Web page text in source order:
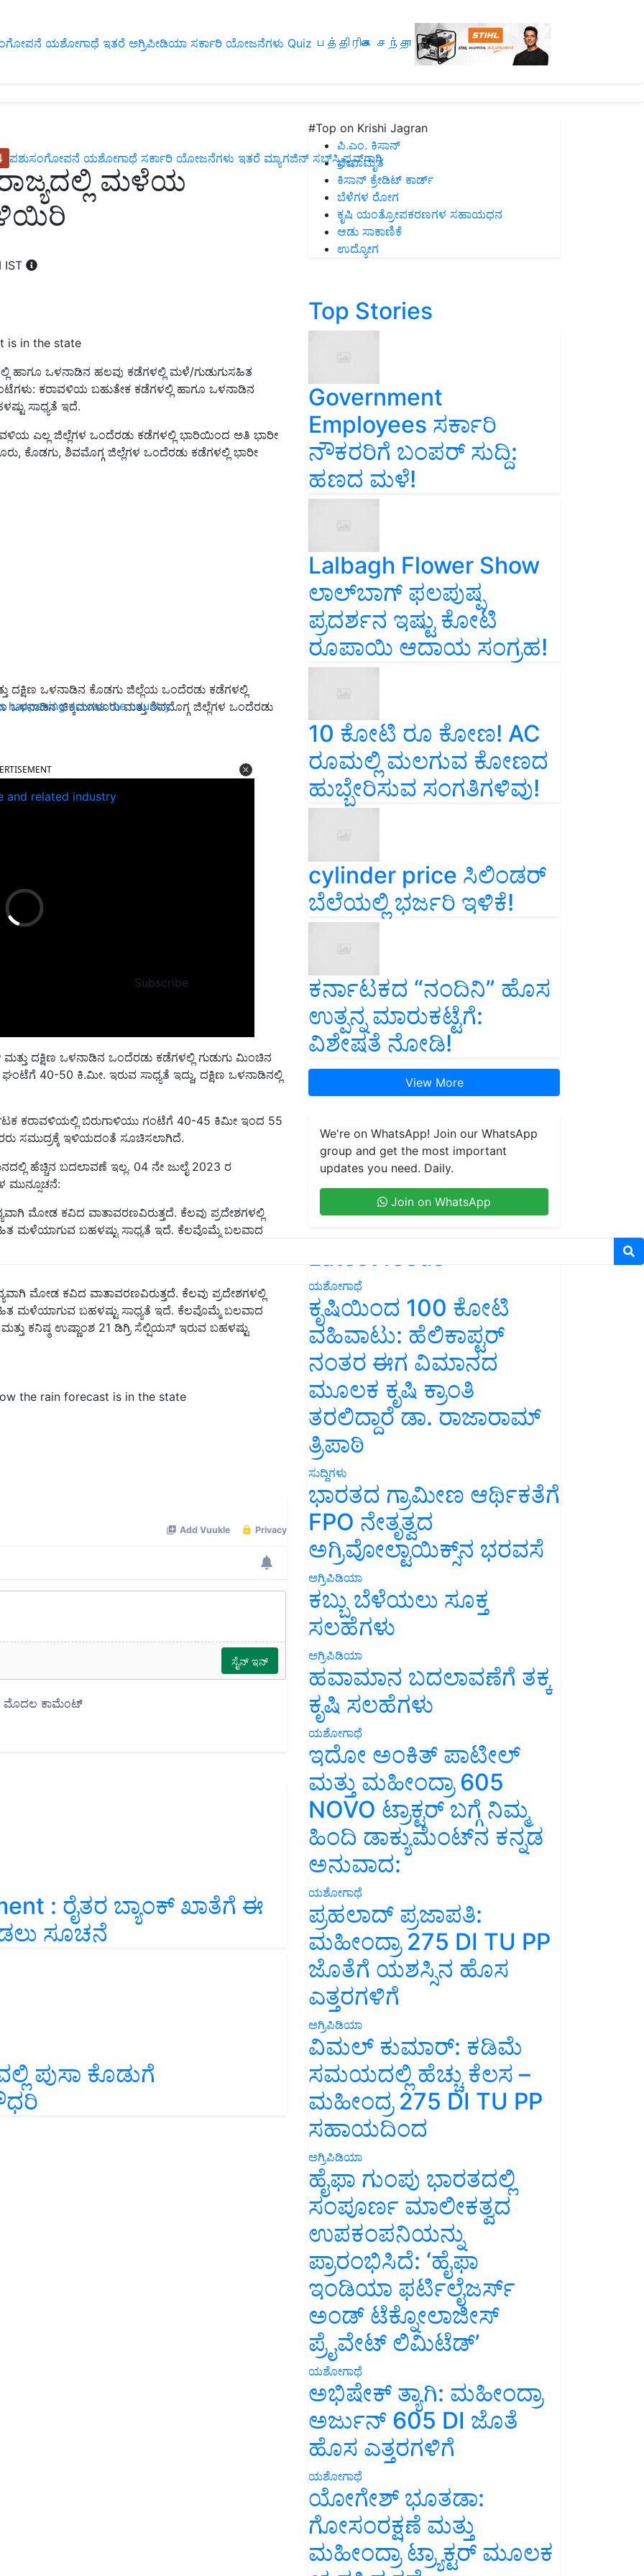
ಯಶೋಗಾಥೆ ಇತರೆ ಅಗ್ರಿಪೀಡಿಯಾ ಸರ್ಕಾರಿ ಯೋಜನೆಗಳು Quiz பத்திரிகை சந்தா
ಪಶುಸಂಗೋಪನೆ ಯಶೋಗಾಥೆ ಸರ್ಕಾರಿ ಯೋಜನೆಗಳು ಇತರೆ ಮ್ಯಾಗಜಿನ್‌ ಸಬ್‌ಸ್ಕ್ರಿಪ್ಷನ್‌ಗಾಗಿ
happening across the country
and related industry
Subscribe
ಮಳೆಯ
IST
is in the state
ಹಾಗೂ ಒಳನಾಡಿನ ಹಲವು ಕಡೆಗಳಲ್ಲಿ ಮಳೆ/ಗುಡುಗುಸಹಿತ
ಕರಾವಳಿಯ ಬಹುತೇಕ ಕಡೆಗಳಲ್ಲಿ ಹಾಗೂ ಒಳನಾಡಿನ
ಸಾಧ್ಯತೆ ಇದೆ.
ಎಲ್ಲ ಜಿಲ್ಲೆಗಳ ಒಂದೆರಡು ಕಡೆಗಳಲ್ಲಿ ಭಾರಿಯಿಂದ ಅತಿ ಭಾರೀ
ಕೊಡಗು, ಶಿವಮೊಗ್ಗ ಜಿಲ್ಲೆಗಳ ಒಂದೆರಡು ಕಡೆಗಳಲ್ಲಿ ಭಾರೀ
ದಕ್ಷಿಣ ಒಳನಾಡಿನ ಕೊಡಗು ಜಿಲ್ಲೆಯ ಒಂದೆರಡು ಕಡೆಗಳಲ್ಲಿ
ಚಿಕ್ಕಮಗಳೂರು ಮತ್ತು ಶಿವಮೊಗ್ಗ ಜಿಲ್ಲೆಗಳ ಒಂದೆರಡು
ದಕ್ಷಿಣ ಒಳನಾಡಿನ ಒಂದೆರಡು ಕಡೆಗಳಲ್ಲಿ ಗುಡುಗು ಮಿಂಚಿನ
40-50 ಕಿ.ಮೀ. ಇರುವ ಸಾಧ್ಯತೆ ಇದ್ದು, ದಕ್ಷಿಣ ಒಳನಾಡಿನಲ್ಲಿ
ಕರಾವಳಿಯಲ್ಲಿ ಬಿರುಗಾಳಿಯು ಗಂಟೆಗೆ 40-45 ಕಿಮೀ ಇಂದ 55
ಸಮುದ್ರಕ್ಕೆ ಇಳಿಯದಂತೆ ಸೂಚಿಸಲಾಗಿದೆ.
ಹೆಚ್ಚಿನ ಬದಲಾವಣೆ ಇಲ್ಲ. 04 ನೇ ಜುಲೈ 2023 ರ
ಮುನ್ಸೂಚನೆ:
ಮೋಡ ಕವಿದ ವಾತಾವರಣವಿರುತ್ತದೆ. ಕೆಲವು ಪ್ರದೇಶಗಳಲ್ಲಿ
ಮಳೆಯಾಗುವ ಬಹಳಷ್ಟು ಸಾಧ್ಯತೆ ಇದೆ. ಕೆಲವೊಮ್ಮೆ ಬಲವಾದ
ಕನಿಷ್ಠ ಉಷ್ಣಾಂಶ 21 ಡಿಗ್ರಿ ಸೆಲ್ಷಿಯಸ್ ಇರುವ ಬಹಳಷ್ಟು
ಮಳೆಯಾಗುವ ಬಹಳಷ್ಟು ಸಾಧ್ಯತೆ ಇದೆ. ಕೆಲವೊಮ್ಮೆ ಬಲವಾದ
ಕನಿಷ್ಠ ಉಷ್ಣಾಂಶ 21 ಡಿಗ್ರಿ ಸೆಲ್ಷಿಯಸ್ ಇರುವ ಬಹಳಷ್ಟು
the rain forecast is in the state
: ರೈತರ ಬ್ಯಾಂಕ್‌ ಖಾತೆಗೆ ಈ
ಸೂಚನೆ
ಪುಸಾ ಕೊಡುಗೆ
#Top on Krishi Jagran
ಪಿ.ಎಂ. ಕಿಸಾನ್
ಜೀವಾಮೃತ
ಕಿಸಾನ್ ಕ್ರೇಡಿಟ್ ಕಾರ್ಡ್
ಬೆಳೆಗಳ ರೋಗ
ಕೃಷಿ ಯಂತ್ರೋಪಕರಣಗಳ ಸಹಾಯಧನ
ಆಡು ಸಾಕಾಣಿಕೆ
ಉದ್ಯೋಗ
Top Stories
Government
Employees ಸರ್ಕಾರಿ
ನೌಕರರಿಗೆ ಬಂಪರ್‌ ಸುದ್ದಿ:
ಹಣದ ಮಳೆ!
Lalbagh Flower Show
ಲಾಲ್‌ಬಾಗ್ ಫಲಪುಷ್ಪ
ಪ್ರದರ್ಶನ ಇಷ್ಟು ಕೋಟಿ
ರೂಪಾಯಿ ಆದಾಯ ಸಂಗ್ರಹ!
10 ಕೋಟಿ ರೂ ಕೋಣ! AC
ರೂಮಲ್ಲಿ ಮಲಗುವ ಕೋಣದ
ಹುಬ್ಬೇರಿಸುವ ಸಂಗತಿಗಳಿವು!
cylinder price ಸಿಲಿಂಡರ್‌
ಬೆಲೆಯಲ್ಲಿ ಭರ್ಜರಿ ಇಳಿಕೆ!
ಕರ್ನಾಟಕದ “ನಂದಿನಿ” ಹೊಸ
ಉತ್ಪನ್ನ ಮಾರುಕಟ್ಟೆಗೆ:
ವಿಶೇಷತೆ ನೋಡಿ!
View More
We're on WhatsApp! Join our WhatsApp
group and get the most important
updates you need. Daily.
Join on WhatsApp
Latest feeds
ಯಶೋಗಾಥೆ
ಕೃಷಿಯಿಂದ 100 ಕೋಟಿ
ವಹಿವಾಟು: ಹೆಲಿಕಾಪ್ಟರ್
ನಂತರ ಈಗ ವಿಮಾನದ
ಮೂಲಕ ಕೃಷಿ ಕ್ರಾಂತಿ
ತರಲಿದ್ದಾರೆ ಡಾ. ರಾಜಾರಾಮ್
ತ್ರಿಪಾಠಿ
ಸುದ್ದಿಗಳು
ಭಾರತದ ಗ್ರಾಮೀಣ ಆರ್ಥಿಕತೆಗೆ
FPO ನೇತೃತ್ವದ
ಅಗ್ರಿವೋಲ್ಟಾಯಿಕ್ಸ್‌ನ ಭರವಸೆ
ಅಗ್ರಿಪಿಡಿಯಾ
ಕಬ್ಬು ಬೆಳೆಯಲು ಸೂಕ್ತ
ಸಲಹೆಗಳು
ಅಗ್ರಿಪಿಡಿಯಾ
ಹವಾಮಾನ ಬದಲಾವಣೆಗೆ ತಕ್ಕ
ಕೃಷಿ ಸಲಹೆಗಳು
ಯಶೋಗಾಥೆ
ಇದೋ ಅಂಕಿತ್ ಪಾಟೀಲ್
ಮತ್ತು ಮಹೀಂದ್ರಾ 605
NOVO ಟ್ರಾಕ್ಟರ್ ಬಗ್ಗೆ ನಿಮ್ಮ
ಹಿಂದಿ ಡಾಕ್ಯುಮೆಂಟ್‌ನ ಕನ್ನಡ
ಅನುವಾದ:
ಯಶೋಗಾಥೆ
ಪ್ರಹಲಾದ್ ಪ್ರಜಾಪತಿ:
ಮಹೀಂದ್ರಾ 275 DI TU PP
ಜೊತೆಗೆ ಯಶಸ್ಸಿನ ಹೊಸ
ಎತ್ತರಗಳಿಗೆ
ಅಗ್ರಿಪಿಡಿಯಾ
ವಿಮಲ್ ಕುಮಾರ್: ಕಡಿಮೆ
ಸಮಯದಲ್ಲಿ ಹೆಚ್ಚು ಕೆಲಸ –
ಮಹೀಂದ್ರ 275 DI TU PP
ಸಹಾಯದಿಂದ
ಅಗ್ರಿಪಿಡಿಯಾ
ಹೈಫಾ ಗುಂಪು ಭಾರತದಲ್ಲಿ
ಸಂಪೂರ್ಣ ಮಾಲೀಕತ್ವದ
ಉಪಕಂಪನಿಯನ್ನು
ಪ್ರಾರಂಭಿಸಿದೆ: ‘ಹೈಫಾ
ಇಂಡಿಯಾ ಫರ್ಟಿಲೈಜರ್ಸ್
ಅಂಡ್ ಟೆಕ್ನೋಲಾಜೀಸ್
ಪ್ರೈವೇಟ್ ಲಿಮಿಟೆಡ್’
ಯಶೋಗಾಥೆ
ಅಭಿಷೇಕ್ ತ್ಯಾಗಿ: ಮಹೀಂದ್ರಾ
ಅರ್ಜುನ್ 605 DI ಜೊತೆ
ಹೊಸ ಎತ್ತರಗಳಿಗೆ
ಯಶೋಗಾಥೆ
ಯೋಗೇಶ್ ಭೂತಡಾ:
ಗೋಸಂರಕ್ಷಣೆ ಮತ್ತು
ಮಹೀಂದ್ರಾ ಟ್ರ್ಯಾಕ್ಟರ್ ಮೂಲಕ